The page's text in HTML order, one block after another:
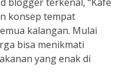
konsep tempat
kalangan. Mulai
bisa menikmati
yang enak di